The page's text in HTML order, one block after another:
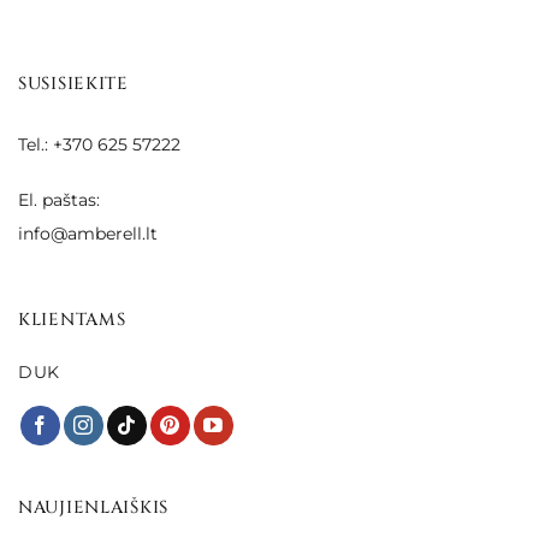
SUSISIEKITE
Tel.: +370 625 57222
El. paštas:
info@amberell.lt
KLIENTAMS
DUK
NAUJIENLAIŠKIS